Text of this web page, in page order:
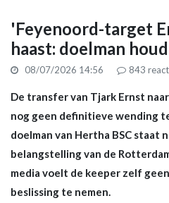
'Feyenoord-target
haast: doelman
08/07/2026 14:56 843
De transfer van Tjark Ernst
nog geen definitieve wending
doelman van Hertha BSC staat
belangstelling van de
media voelt de keeper zelf
beslissing te nemen.